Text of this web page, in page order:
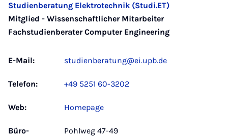
Studienberatung Elektrotechnik (Studi.ET)
Mitglied - Wissenschaftlicher Mitarbeiter
Fachstudienberater Computer Engineering
E-Mail: studienberatung@ei.upb.de
Telefon: +49 5251 60-3202
Web: Homepage
Büro­
Pohlweg 47-49